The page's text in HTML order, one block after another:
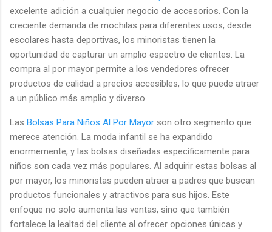
excelente adición a cualquier negocio de accesorios. Con la
creciente demanda de mochilas para diferentes usos, desde
escolares hasta deportivas, los minoristas tienen la
oportunidad de capturar un amplio espectro de clientes. La
compra al por mayor permite a los vendedores ofrecer
productos de calidad a precios accesibles, lo que puede atraer
a un público más amplio y diverso.
Las Bolsas Para Niños Al Por Mayor son otro segmento que
merece atención. La moda infantil se ha expandido
enormemente, y las bolsas diseñadas específicamente para
niños son cada vez más populares. Al adquirir estas bolsas al
por mayor, los minoristas pueden atraer a padres que buscan
productos funcionales y atractivos para sus hijos. Este
enfoque no solo aumenta las ventas, sino que también
fortalece la lealtad del cliente al ofrecer opciones únicas y